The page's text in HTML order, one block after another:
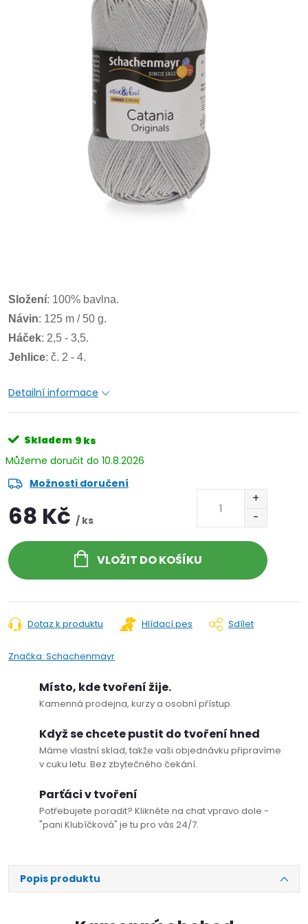
Složení: 100% bavlna.
Návin: 125 m / 50 g.
Háček: 2,5 - 3,5.
Jehlice: č. 2 - 4.
Detailní informace
Skladem 9 ks
10.8.2026
Možnosti doručení
68 Kč / ks
VLOŽIT DO KOŠÍKU
Dotaz k produktu Hlídací pes Sdílet
Značka: Schachenmayr
Místo, kde tvoření žije.
Kamenná prodejna, kurzy a osobní přístup.
Když se chcete pustit do tvoření hned
Máme vlastní sklad, takže vaši objednávku připravíme
v cuku letu. Bez zbytečného čekání.
Parťáci v tvoření
Potřebujete poradit? Klikněte na chat vpravo dole -
"pani Klubíčková" je tu pro vás 24/7.
Popis produktu